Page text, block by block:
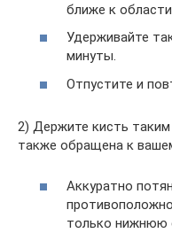
ближе к области
Удерживайте
минуты.
Отпустите и
2) Держите кисть
также обращена к
Аккуратно
только нижнюю